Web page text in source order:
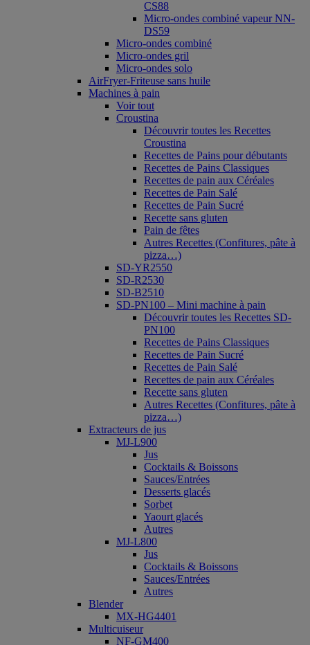
CS88
Micro-ondes combiné vapeur NN-
DS59
Micro-ondes combiné
Micro-ondes gril
Micro-ondes solo
AirFryer-Friteuse sans huile
Machines à pain
Voir tout
Croustina
Découvrir toutes les Recettes
Croustina
Recettes de Pains pour débutants
Recettes de Pains Classiques
Recettes de pain aux Céréales
Recettes de Pain Salé
Recettes de Pain Sucré
Recette sans gluten
Pain de fêtes
Autres Recettes (Confitures, pâte à
pizza…)
SD-YR2550
SD-R2530
SD-B2510
SD-PN100 – Mini machine à pain
Découvrir toutes les Recettes SD-
PN100
Recettes de Pains Classiques
Recettes de Pain Sucré
Recettes de Pain Salé
Recettes de pain aux Céréales
Recette sans gluten
Autres Recettes (Confitures, pâte à
pizza…)
Extracteurs de jus
MJ-L900
Jus
Cocktails & Boissons
Sauces/Entrées
Desserts glacés
Sorbet
Yaourt glacés
Autres
MJ-L800
Jus
Cocktails & Boissons
Sauces/Entrées
Autres
Blender
MX-HG4401
Multicuiseur
NF-GM400